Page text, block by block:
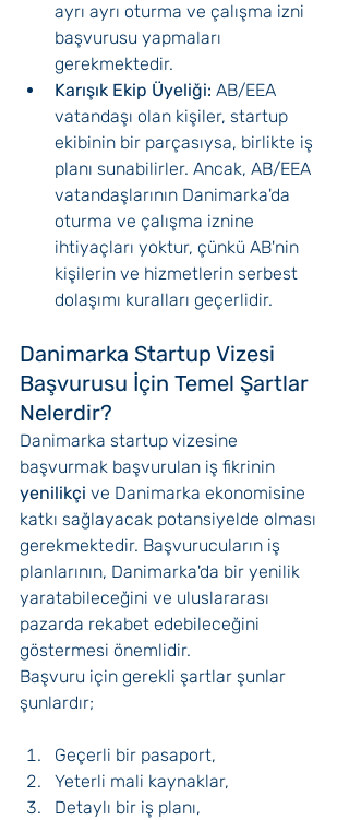
ayrı ayrı oturma ve çalışma izni
başvurusu yapmaları
gerekmektedir.
Karışık Ekip Üyeliği: AB/EEA
vatandaşı olan kişiler, startup
ekibinin bir parçasıysa, birlikte iş
planı sunabilirler. Ancak, AB/EEA
vatandaşlarının Danimarka'da
oturma ve çalışma iznine
ihtiyaçları yoktur, çünkü AB'nin
kişilerin ve hizmetlerin serbest
dolaşımı kuralları geçerlidir.
Danimarka Startup Vizesi
Başvurusu İçin Temel Şartlar
Nelerdir?
Danimarka startup vizesine
başvurmak başvurulan iş fikrinin
yenilikçi ve Danimarka ekonomisine
katkı sağlayacak potansiyelde olması
gerekmektedir. Başvurucuların iş
planlarının, Danimarka'da bir yenilik
yaratabileceğini ve uluslararası
pazarda rekabet edebileceğini
göstermesi önemlidir.
Başvuru için gerekli şartlar şunlar
şunlardır;
Geçerli bir pasaport,
Yeterli mali kaynaklar,
Detaylı bir iş planı,